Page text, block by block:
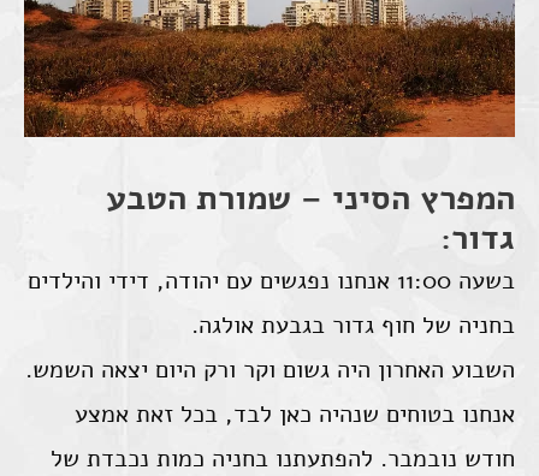
המפרץ הסיני – שמורת הטבע
גדור:
בשעה 11:00 אנחנו נפגשים עם יהודה, דידי והילדים
בחניה של חוף גדור בגבעת אולגה.
השבוע האחרון היה גשום וקר ורק היום יצאה השמש.
אנחנו בטוחים שנהיה כאן לבד, בכל זאת אמצע
חודש נובמבר. להפתעתנו בחניה כמות נכבדת של